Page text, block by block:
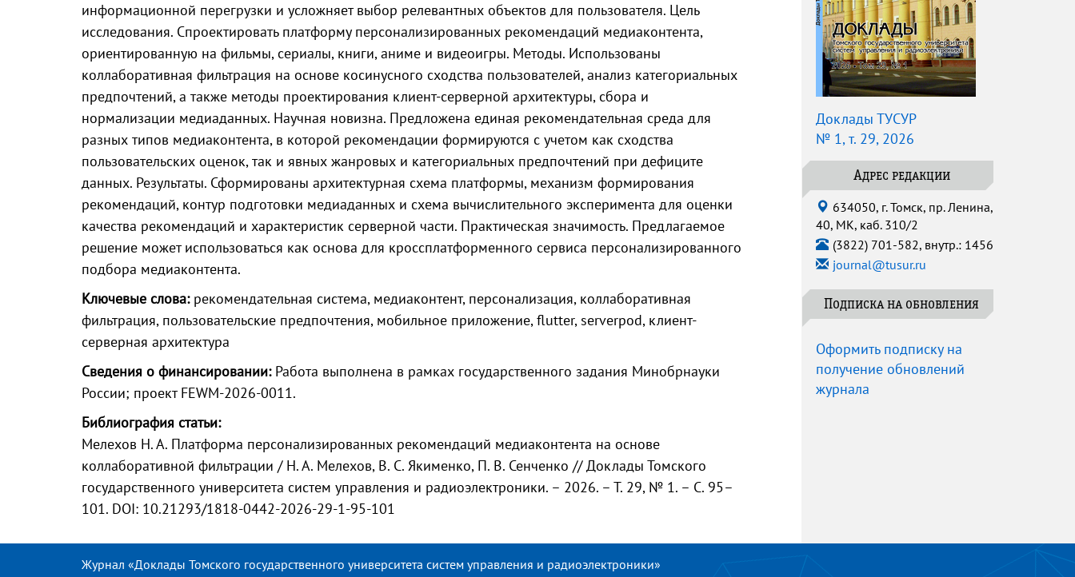
информационной перегрузки и усложняет выбор релевантных объектов для пользователя. Цель
исследования. Спроектировать платформу персонализированных рекомендаций медиаконтента,
ориентированную на фильмы, сериалы, книги, аниме и видеоигры. Методы. Использованы
коллаборативная фильтрация на основе косинусного сходства пользователей, анализ категориальных
предпочтений, а также методы проектирования клиент-серверной архитектуры, сбора и
нормализации медиаданных. Научная новизна. Предложена единая рекомендательная среда для
разных типов медиаконтента, в которой рекомендации формируются с учетом как сходства
пользовательских оценок, так и явных жанровых и категориальных предпочтений при дефиците
данных. Результаты. Сформированы архитектурная схема платформы, механизм формирования
рекомендаций, контур подготовки медиаданных и схема вычислительного эксперимента для оценки
качества рекомендаций и характеристик серверной части. Практическая значимость. Предлагаемое
решение может использоваться как основа для кроссплатформенного сервиса персонализированного
подбора медиаконтента.
Ключевые слова:рекомендательная система, медиаконтент, персонализация, коллаборативная
фильтрация, пользовательские предпочтения, мобильное приложение, flutter, serverpod, клиент-
серверная архитектура
Сведения о финансировании:Работа выполнена в рамках государственного задания Минобрнауки
России; проект FEWM-2026-0011.
Библиография статьи:
Мелехов Н. А. Платформа персонализированных рекомендаций медиаконтента на основе
коллаборативной фильтрации / Н. А. Мелехов, В. С. Якименко, П. В. Сенченко // Доклады Томского
государственного университета систем управления и радиоэлектроники. – 2026. – Т. 29, № 1. – С. 95–
101. DOI: 10.21293/1818-0442-2026-29-1-95-101
Доклады ТУСУР
№ 1, т. 29, 2026
Адрес редакции
634050, г. Томск, пр. Ленина,
40, МК, каб. 310/2
(3822) 701-582, внутр.: 1456
journal@tusur.ru
Подписка на обновления
Оформить подписку на
получение обновлений
журнала
Журнал «Доклады Томского государственного университета систем управления и радиоэлектроники»